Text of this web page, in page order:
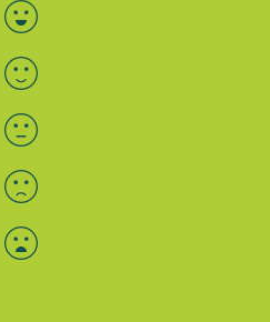
Bewertung auswählen